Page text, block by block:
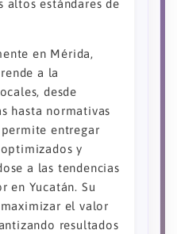
altos estándares de
en Mérida,
a la
desde
hasta normativas
entregar
y
a las tendencias
en Yucatán. Su
el valor
resultados